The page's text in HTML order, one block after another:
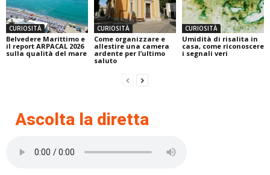
CURIOSITÀ
Belvedere Marittimo e
il report ARPACAL 2026
sulla qualità del mare
CURIOSITÀ
Come organizzare e
allestire una camera
ardente per l’ultimo
saluto
CURIOSITÀ
Umidità di risalita in
casa, come riconoscere
i segnali veri
Ascolta la diretta